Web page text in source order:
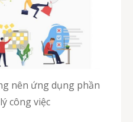
nên ứng dụng phần
công việc